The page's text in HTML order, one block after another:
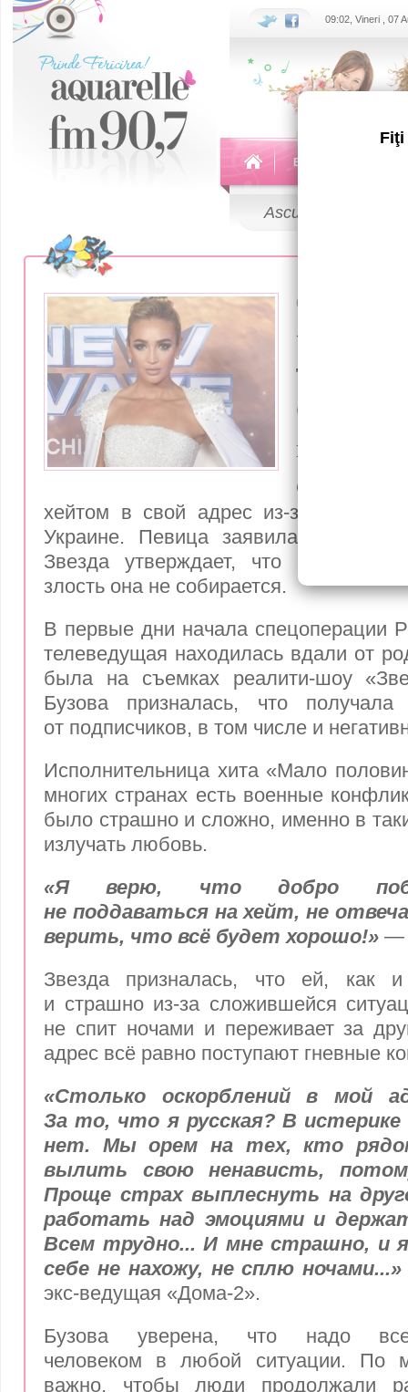
Fiţi
09:02, Vineri , 07
Echipa
Ascultă
03 Martie 2022
«Меня
то, что я
Ольга
Ольга
хейтом в свой адрес из-за
Украине. Певица заявила, что
Звезда утверждает, что
злость она не собирается.
В первые дни начала спецоперации
телеведущая находилась вдали от
была на съемках реалити-шоу
Бузова призналась, что
от подписчиков, в том числе и
Исполнительница хита «Мало
многих странах есть военные
было страшно и сложно, именно в
излучать любовь.
«Я верю, что добро
не поддаваться на хейт, не
верить, что всё будет хорошо!» —
Звезда призналась, что ей, как
и страшно из-за сложившейся
не спит ночами и переживает за
адрес всё равно поступают гневные
«Столько оскорблений в мой
За то, что я русская? В истерике
нет. Мы орем на тех, кто
вылить свою ненависть,
Проще страх выплеснуть на
работать над эмоциями и
Всем трудно... И мне страшно, и
себе не нахожу, не сплю ночами...»
экс-ведущая «Дома-2».
Бузова уверена, что надо
человеком в любой ситуации. По
важно, чтобы люди продолжали